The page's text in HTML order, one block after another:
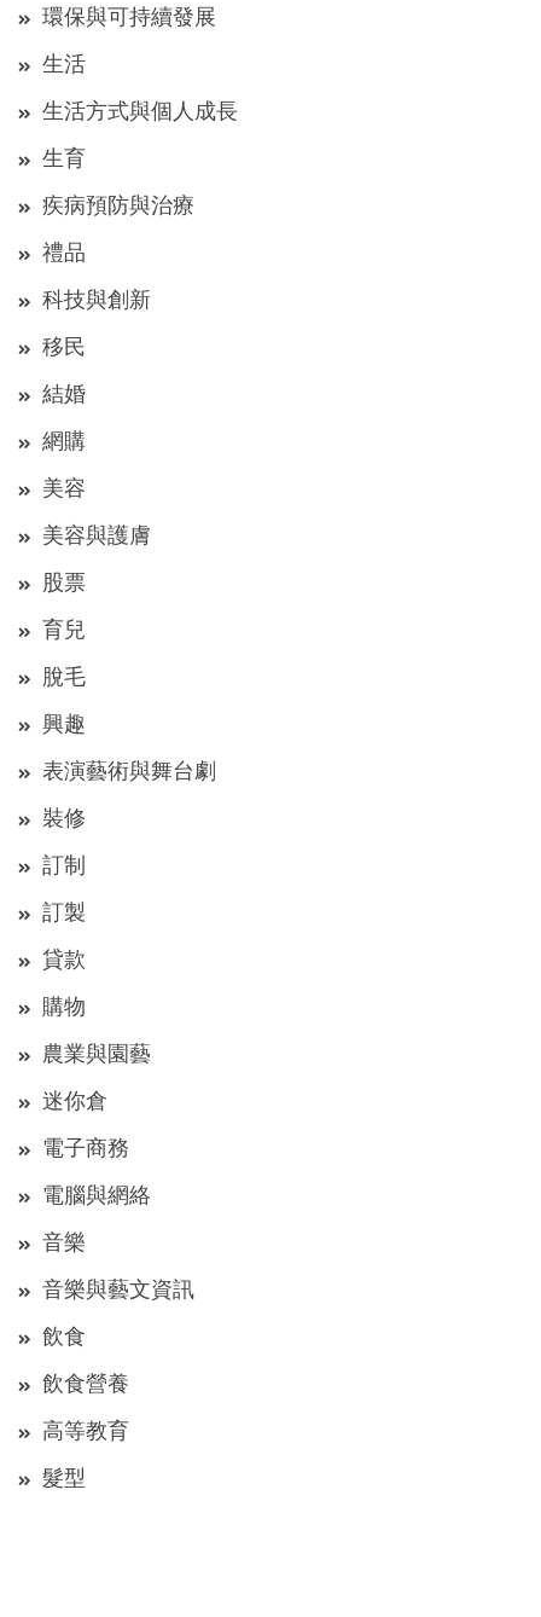
環保與可持續發展
生活
生活方式與個人成長
生育
疾病預防與治療
禮品
科技與創新
移民
結婚
網購
美容
美容與護膚
股票
育兒
脫毛
興趣
表演藝術與舞台劇
裝修
訂制
訂製
貸款
購物
農業與園藝
迷你倉
電子商務
電腦與網絡
音樂
音樂與藝文資訊
飲食
飲食營養
高等教育
髮型